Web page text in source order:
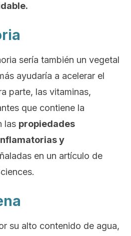
sería también un vegetal
ayudaría a acelerar el
parte, las vitaminas,
que contiene la
las propiedades
y
en un artículo de
.
su alto contenido de agua,